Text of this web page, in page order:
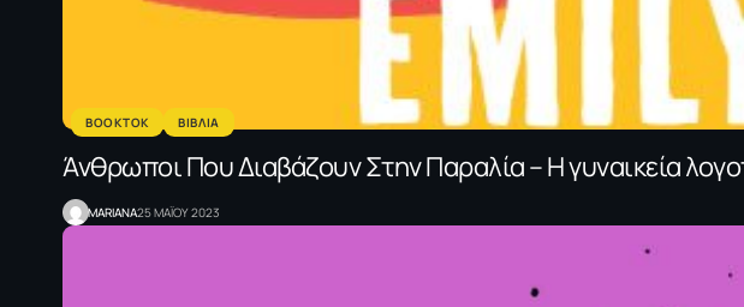
BOOKTOK ΒΙΒΛΙΑ
Άνθρωποι Που Διαβάζουν Στην Παραλία – Η γυναικεία
MARIANA25 ΜΑΪΟΥ 2023